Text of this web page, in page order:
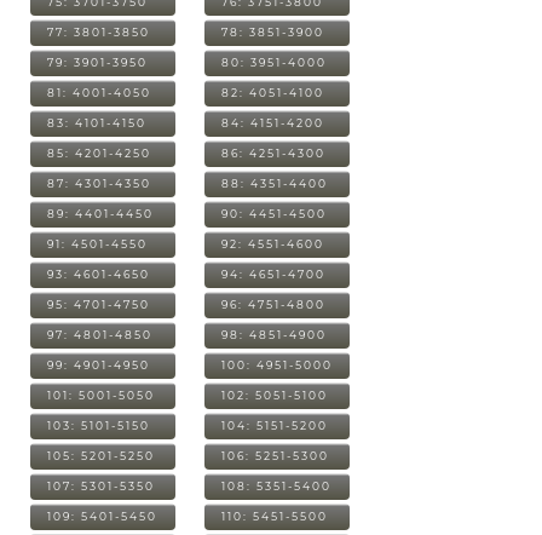
77: 3801-3850 78: 3851-3900
79: 3901-3950 80: 3951-4000
81: 4001-4050 82: 4051-4100
83: 4101-4150 84: 4151-4200
85: 4201-4250 86: 4251-4300
87: 4301-4350 88: 4351-4400
89: 4401-4450 90: 4451-4500
91: 4501-4550 92: 4551-4600
93: 4601-4650 94: 4651-4700
95: 4701-4750 96: 4751-4800
97: 4801-4850 98: 4851-4900
99: 4901-4950 100: 4951-5000
101: 5001-5050 102: 5051-5100
103: 5101-5150 104: 5151-5200
105: 5201-5250 106: 5251-5300
107: 5301-5350 108: 5351-5400
109: 5401-5450 110: 5451-5500